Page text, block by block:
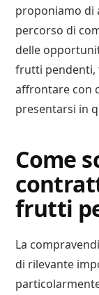
proponiamo di
percorso di
delle
frutti
affrontare con
presentarsi in
Come
frutti
La
di rilevante